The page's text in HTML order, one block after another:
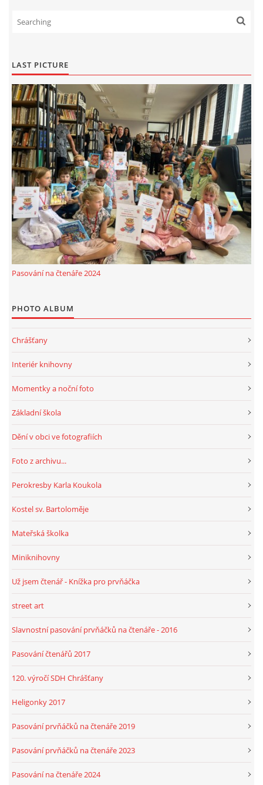
LAST PICTURE
Pasování na čtenáře 2024
PHOTO ALBUM
Chrášťany
Interiér knihovny
Momentky a noční foto
Základní škola
Dění v obci ve fotografiích
Foto z archivu...
Perokresby Karla Koukola
Kostel sv. Bartoloměje
Mateřská školka
Miniknihovny
Už jsem čtenář - Knížka pro prvňáčka
street art
Slavnostní pasování prvňáčků na čtenáře - 2016
Pasování čtenářů 2017
120. výročí SDH Chrášťany
Heligonky 2017
Pasování prvňáčků na čtenáře 2019
Pasování prvňáčků na čtenáře 2023
Pasování na čtenáře 2024